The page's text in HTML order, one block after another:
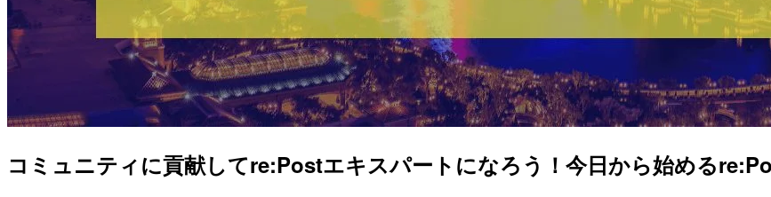
コミュニティに貢献してre:Postエキスパートになろう！今日から始める